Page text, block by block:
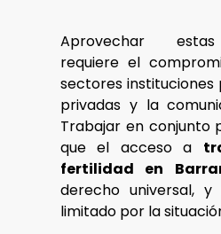
Aprovechar
requiere el
sectores instituciones
privadas y la
Trabajar en conjunto
que el acceso a
fertilidad en
derecho universal,
limitado por la